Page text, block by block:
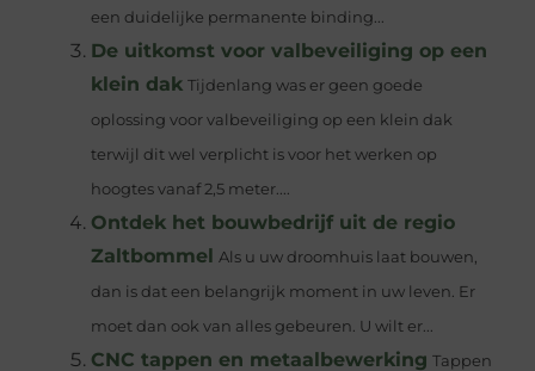
een ​​duidelijke permanente binding...
De uitkomst voor valbeveiliging op een
klein dak Tijdenlang was er geen goede
oplossing voor valbeveiliging op een klein dak
terwijl dit wel verplicht is voor het werken op
hoogtes vanaf 2,5 meter....
Ontdek het bouwbedrijf uit de regio
Zaltbommel Als u uw droomhuis laat bouwen,
dan is dat een belangrijk moment in uw leven. Er
moet dan ook van alles gebeuren. U wilt er...
CNC tappen en metaalbewerking Tappen